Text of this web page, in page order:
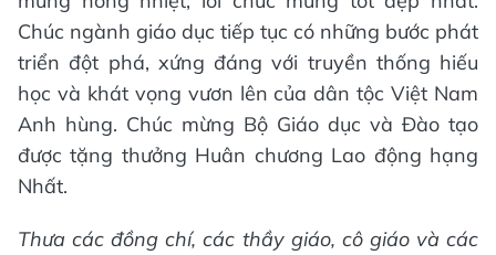
Chúc ngành giáo dục tiếp tục có những bước phát
triển đột phá, xứng đáng với truyền thống hiếu
học và khát vọng vươn lên của dân tộc Việt Nam
Anh hùng. Chúc mừng Bộ Giáo dục và Đào tạo
được tặng thưởng Huân chương Lao động hạng
Nhất.
Thưa các đồng chí, các thầy giáo, cô giáo và các